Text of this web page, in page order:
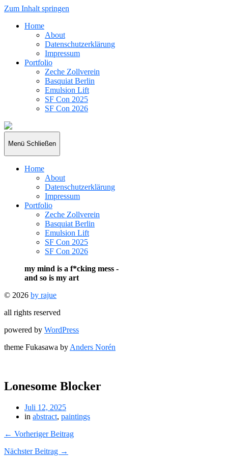
Zum Inhalt springen
Home
About
Datenschutzerklärung
Impressum
Portfolio
Zeche Zollverein
Basquiat Berlin
Emulsion Lift
SF Con 2025
SF Con 2026
rajue
Menü Schließen
Home
About
Datenschutzerklärung
Impressum
Portfolio
Zeche Zollverein
Basquiat Berlin
Emulsion Lift
SF Con 2025
SF Con 2026
my mind is a f*cking mess -
and so is my art
© 2026 by rajue
all rights reserved
powered by WordPress
theme Fukasawa by Anders Norén
Lonesome Blocker
Juli 12, 2025
in abstract, paintings
← Vorheriger Beitrag
Nächster Beitrag →